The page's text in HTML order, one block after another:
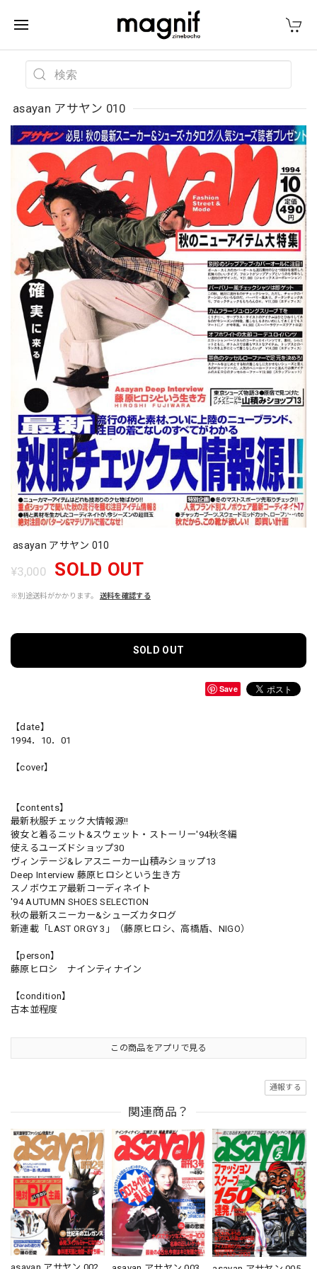
asayan アサヤン 010
asayan アサヤン 010
¥3,000 SOLD OUT
※別途送料がかかります。 送料を確認する
SOLD OUT
Save
【date】
1994．10．01
【cover】
【contents】
最新秋服チェック大情報源!!
彼女と着るニット&スウェット・ストーリー'94秋冬編
使えるユーズドショップ30
ヴィンテージ&レアスニーカー山積みショップ13
Deep Interview 藤原ヒロシという生き方
スノボウエア最新コーディネイト
'94 AUTUMN SHOES SELECTION
秋の最新スニーカー&シューズカタログ
新連載「LAST ORGY 3」（藤原ヒロシ、高橋盾、NIGO）
【person】
藤原ヒロシ ナインティナイン
【condition】
古本並程度
この商品をアプリで見る
通報する
関連商品？